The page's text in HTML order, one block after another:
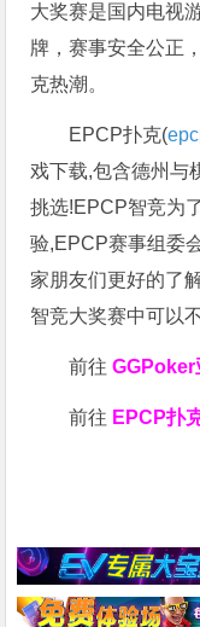
大奖赛是国内电视
牌，赛事安全公正
克热潮。
EPCP扑克(
戏下载,包含德州与
挑选!EPCP智竞为
验,EPCP赛事组委
家朋友们更好的了
智竞大奖赛中可以
前往GGPoker
前往 EPCP扑